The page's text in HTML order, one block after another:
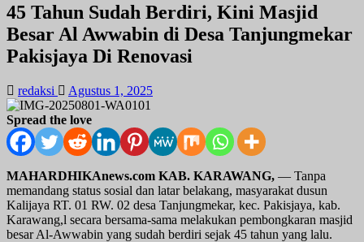
45 Tahun Sudah Berdiri, Kini Masjid
Besar Al Awwabin di Desa Tanjungmekar
Pakisjaya Di Renovasi
redaksi Agustus 1, 2025
Spread the love
MAHARDHIKAnews.com KAB. KARAWANG, — Tanpa
memandang status sosial dan latar belakang, masyarakat dusun
Kalijaya RT. 01 RW. 02 desa Tanjungmekar, kec. Pakisjaya, kab.
Karawang,l secara bersama-sama melakukan pembongkaran masjid
besar Al-Awwabin yang sudah berdiri sejak 45 tahun yang lalu.